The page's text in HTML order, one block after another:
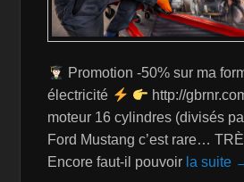
Promotion -50% sur ma
électricité
http://
moteur 16 cylindres (divisés
Ford Mustang c’est rare…
Encore faut-il pouvoir la suite